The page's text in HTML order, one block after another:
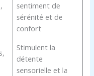
sentiment de
sérénité et de
confort
Stimulent la
détente
sensorielle et la